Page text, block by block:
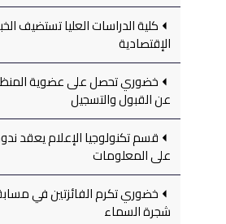
كلية الدراسات العليا تستضيف
الإقتصادية
خضوري تحصل على عضوية
عن القبول والتسجيل
قسم تكنولوجيا الإعلام يعقد
على المعلومات
خضوري تكرم الفائزتين في
شجرة السماء